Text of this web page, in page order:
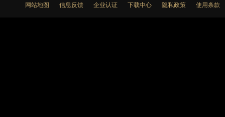
网站地图 信息反馈 企业认证 下载中心 隐私政策 使用条款